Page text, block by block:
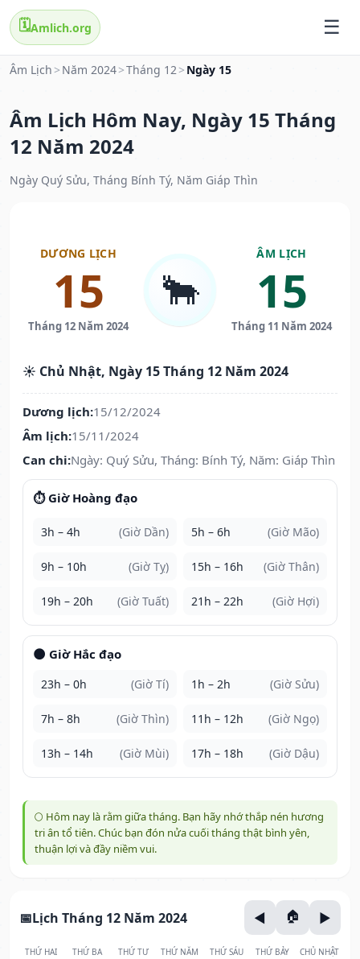
🗓️Amlich.org
Âm Lịch > Năm 2024>Tháng 12> Ngày 15
Âm Lịch Hôm Nay, Ngày 15 Tháng
12 Năm 2024
Ngày Quý Sửu, Tháng Bính Tý, Năm Giáp Thìn
DƯƠNG LỊCH
15
Tháng 12 Năm 2024
🐂
ÂM LỊCH
15
Tháng 11 Năm 2024
☀️ Chủ Nhật, Ngày 15 Tháng 12 Năm 2024
Dương lịch:15/12/2024
Âm lịch:15/11/2024
Can chi:Ngày: Quý Sửu, Tháng: Bính Tý, Năm: Giáp Thìn
⏱️ Giờ Hoàng đạo
3h – 4h (Giờ Dần) 5h – 6h (Giờ Mão)
9h – 10h (Giờ Tỵ) 15h – 16h (Giờ Thân)
19h – 20h (Giờ Tuất) 21h – 22h (Giờ Hợi)
🌑 Giờ Hắc đạo
23h – 0h (Giờ Tí) 1h – 2h (Giờ Sửu)
7h – 8h (Giờ Thìn) 11h – 12h (Giờ Ngọ)
13h – 14h (Giờ Mùi) 17h – 18h (Giờ Dậu)
🌕 Hôm nay là rằm giữa tháng. Bạn hãy nhớ thắp nén hương
tri ân tổ tiên. Chúc bạn đón nửa cuối tháng thật bình yên,
thuận lợi và đầy niềm vui.
Lịch Tháng 12 Năm 2024
THỨ HAI THỨ BA THỨ TƯ THỨ NĂM THỨ SÁU THỨ BẢY CHỦ NHẬT